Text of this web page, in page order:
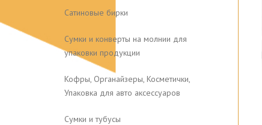
Сатиновые бирки
Сумки и конверты на молнии для
упаковки продукции
Кофры, Органайзеры, Косметички,
Упаковка для авто аксессуаров
Сумки и тубусы